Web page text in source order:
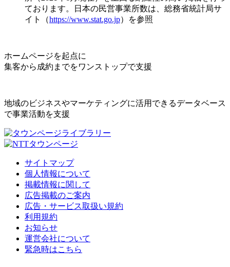
ております。日本の民営事業所数は、総務省統計局サ
イト（https://www.stat.go.jp）を参照
ホームページを起点に
集客から成約までをワンストップで支援
地域のビジネスやマーケティングに活用できるデータベース
で事業活動を支援
サイトマップ
個人情報について
掲載情報に関して
広告掲載のご案内
広告・サービス取扱い規約
利用規約
お知らせ
運営会社について
緊急時はこちら